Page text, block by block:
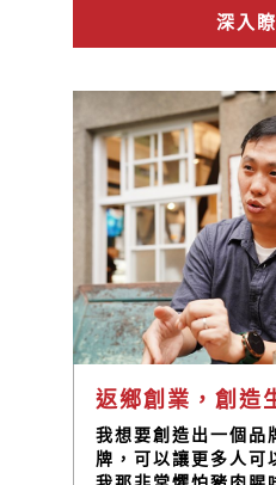
深入
我想要創造出一個品
牌，可以讓更多人可